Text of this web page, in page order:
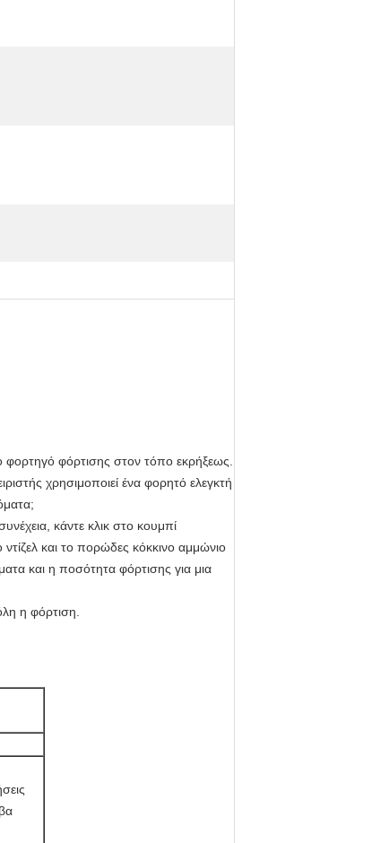
φορτηγό φόρτισης στον τόπο εκρήξεως.
χρησιμοποιεί ένα φορητό ελεγκτή
κάντε κλικ στο κουμπί
και το πορώδες κόκκινο αμμώνιο
και η ποσότητα φόρτισης για μια
η φόρτιση.